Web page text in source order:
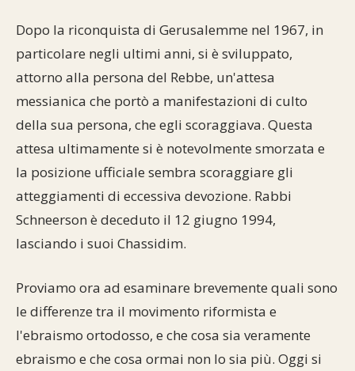
Dopo la riconquista di Gerusalemme nel 1967, in
particolare negli ultimi anni, si è sviluppato,
attorno alla persona del Rebbe, un'attesa
messianica che portò a manifestazioni di culto
della sua persona, che egli scoraggiava. Questa
attesa ultimamente si è notevolmente smorzata e
la posizione ufficiale sembra scoraggiare gli
atteggiamenti di eccessiva devozione. Rabbi
Schneerson è deceduto il 12 giugno 1994,
lasciando i suoi Chassidim.
Proviamo ora ad esaminare brevemente quali sono
le differenze tra il movimento riformista e
l'ebraismo ortodosso, e che cosa sia veramente
ebraismo e che cosa ormai non lo sia più. Oggi si